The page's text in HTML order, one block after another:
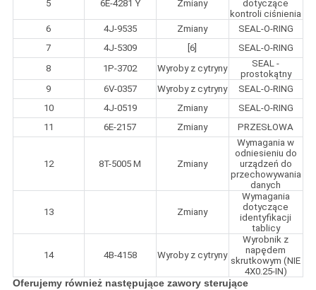
5 6E-4281 Y Zmiany
dotyczące
kontroli ciśnienia
6
4J-9535 Zmiany
SEAL-O-RING
7
4J-5309 [6]
SEAL-O-RING
8
1P-3702 Wyroby z cytryny
SEAL -
prostokątny
9
6V-0357 Wyroby z cytryny
SEAL-O-RING
10
4J-0519 Zmiany
SEAL-O-RING
11
6E-2157 Zmiany PRZESŁOWA
12 8T-5005 M Zmiany
Wymagania w
odniesieniu do
urządzeń do
przechowywania
danych
13 Zmiany
Wymagania
dotyczące
identyfikacji
tablicy
14 4B-4158 Wyroby z cytryny
Wyrobnik z
napędem
skrutkowym (NIE
4X0.25-IN)
Oferujemy również następujące zawory sterujące